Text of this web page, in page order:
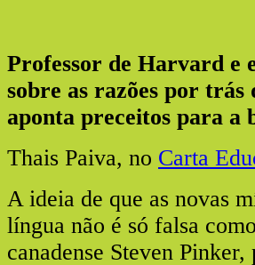
Professor de Harvard e
sobre as razões por
aponta preceitos para a
Thais Paiva, no Carta
A ideia de que as novas
língua não é só falsa
canadense Steven